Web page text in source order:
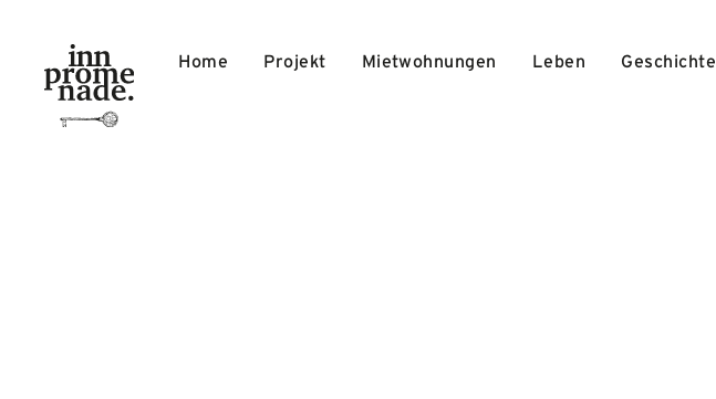
Home Projekt Mietwohnungen Leben Geschichte